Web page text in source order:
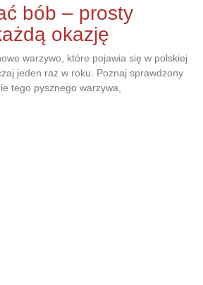
bób – prosty
okazję
warzywo, które pojawia się w polskiej
jeden raz w roku. Poznaj sprawdzony
tego pysznego warzywa,